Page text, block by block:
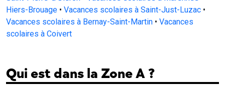
Hiers-Brouage • Vacances scolaires à Saint-Just-Luzac •
Vacances scolaires à Bernay-Saint-Martin • Vacances
scolaires à Coivert
Qui est dans la Zone A ?